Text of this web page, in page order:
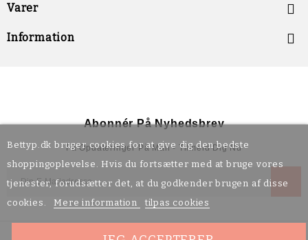
Bettyp.dk bruger cookies for at give dig den bedste
shoppingoplevelse. Hvis du fortsætter med at bruge vores
tjenester, forudsætter det, at du godkender brugen af disse
cookies.
Mere information tilpas cookies
Varer 
Information 
Abonnér På Nyhedsbrev
Få Opdateringer På Mail - Tilmeld Dig Nu